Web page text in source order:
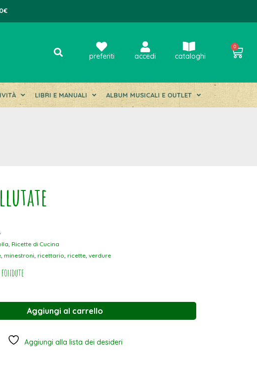
preferiti accedi cataloghi
0
LIBRI E MANUALI ALBUM MUSICALI E OUTLET
, Ricette di Cucina
, minestroni, ricettario, ricette, verdure
Aggiungi al carrello
Aggiungi alla lista dei desideri